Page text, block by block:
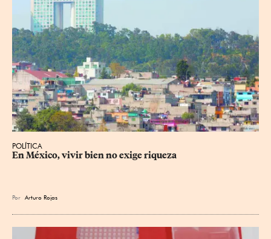
POLÍTICA
En México, vivir bien no exige riqueza
Por Arturo Rojas